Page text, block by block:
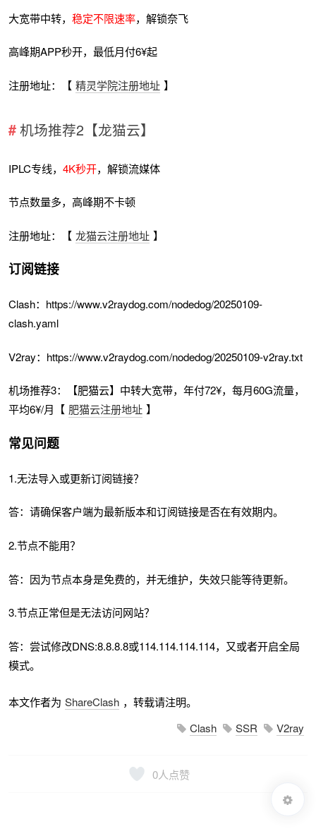
大宽带中转，稳定不限速率，解锁奈飞
高峰期APP秒开，最低月付6¥起
注册地址：【 精灵学院注册地址 】
机场推荐2【龙猫云】
IPLC专线，4K秒开，解锁流媒体
节点数量多，高峰期不卡顿
注册地址：【 龙猫云注册地址 】
订阅链接
Clash：https://www.v2raydog.com/nodedog/20250109-
clash.yaml
V2ray：https://www.v2raydog.com/nodedog/20250109-v2ray.txt
机场推荐3：【肥猫云】中转大宽带，年付72¥，每月60G流量，
平均6¥/月【 肥猫云注册地址 】
常见问题
1.无法导入或更新订阅链接？
答：请确保客户端为最新版本和订阅链接是否在有效期内。
2.节点不能用？
答：因为节点本身是免费的，并无维护，失效只能等待更新。
3.节点正常但是无法访问网站？
答：尝试修改DNS:8.8.8.8或114.114.114.114，又或者开启全局
模式。
本文作者为 ShareClash ，转载请注明。
Clash
SSR V2ray
0人点赞